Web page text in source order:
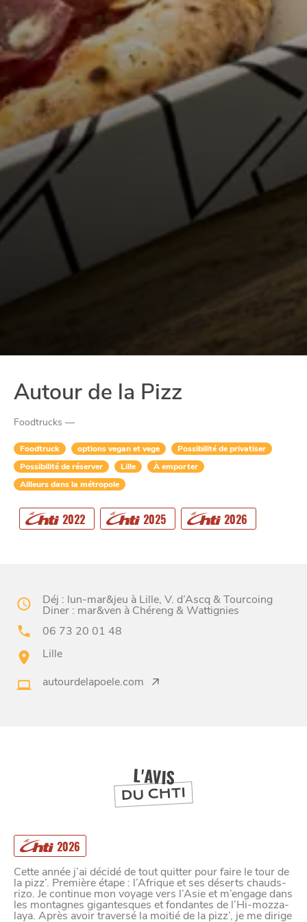
Autour de la Pizz
Foodtrucks —
Foodtruck options vegan et vege
Possibilité de privatiser
Possibilité de réserver
Lille
À emporter
Ailleurs dans la métropole
2022 2025 2026
L'AVIS
DU CHTI
2026
Cette année j’ai décidé de tout quitter pour faire le tour de
la pizz’. Première étape : l’Afrique et ses déserts chauds-
rizo. Je continue mon voyage vers l’Asie et m’engage dans
les montagnes gigantesques et fondantes de l’Hi-mozza-
laya. Après avoir traversé la moitié de la pizz’, je me dirige
Déj : lun-mar&jeu à Lille, V. d’Ascq & Tourcoing
Diner : mar&ven à Chéreng & Wattignies
06 73 20 01 48
Lille
autourdelapoele.com
CANAILLE